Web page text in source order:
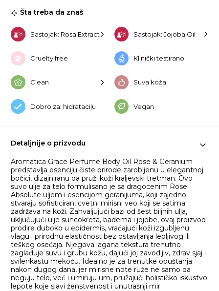
Šta treba da znaš
Sastojak: Rosa Extract Sastojak: Jojoba Oil
Cruelty free Klinički testirano
Clean Suva koža
Dobro za: hidrataciju Vegan
Detaljnije o prizvodu
Aromatica Grace Perfume Body Oil Rose & Geranium
predstavlja esenciju čiste prirode zarobljenu u elegantnoj
bočici, dizajniranu da pruži koži kraljevski tretman. Ovo
suvo ulje za telo formulisano je sa dragocenim Rose
Absolute uljem i esencijom geranijuma, koji zajedno
stvaraju sofisticiran, cvetni mirisni veo koji se satima
zadržava na koži. Zahvaljujući bazi od šest biljnih ulja,
uključujući ulje suncokreta, badema i jojobe, ovaj proizvod
prodire duboko u epidermis, vraćajući koži izgubljenu
vlagu i prirodnu elastičnost bez ostavljanja lepljivog ili
teškog osećaja. Njegova lagana tekstura trenutno
zaglađuje suvu i grubu kožu, dajući joj zavodljiv, zdrav sjaj i
svilenkastu mekoću. Idealno je za trenutke opuštanja
nakon dugog dana, jer mirisne note ruže ne samo da
neguju telo, već i umiruju um, pružajući holističko iskustvo
lepote koje slavi ženstvenost i unutrašnji mir.